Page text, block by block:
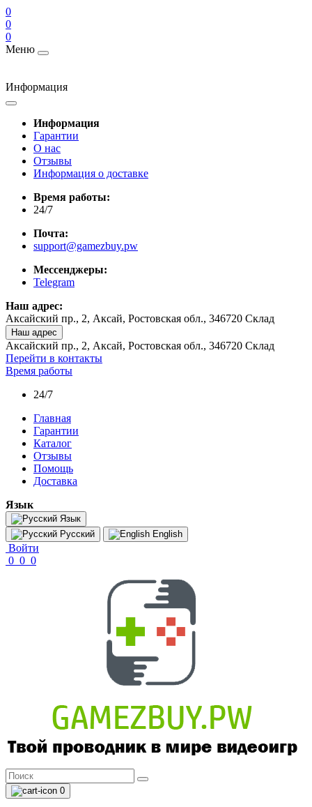
0
0
0
Меню
Информация
Информация
Гарантии
О нас
Отзывы
Информация о доставке
Время работы:
24/7
Почта:
support@gamezbuy.pw
Мессенджеры:
Telegram
Наш адрес:
Аксайский пр., 2, Аксай, Ростовская обл., 346720 Склад
Наш адрес
Аксайский пр., 2, Аксай, Ростовская обл., 346720 Склад
Перейти в контакты
Время работы
24/7
Главная
Гарантии
Каталог
Отзывы
Помощь
Доставка
Язык
Язык
Русский
English
Войти
0 0 0
0